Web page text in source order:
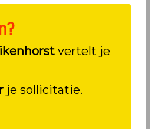
vertelt je
je sollicitatie.